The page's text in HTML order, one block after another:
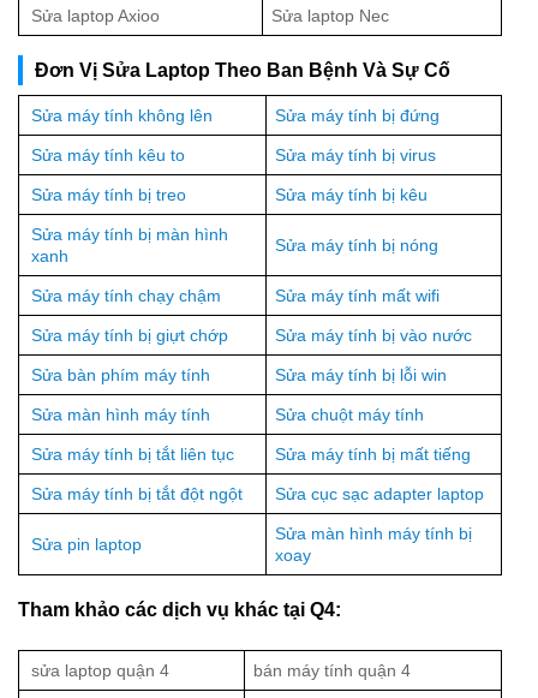
Sửa laptop Axioo Sửa laptop Nec
Đơn Vị Sửa Laptop Theo Ban Bệnh Và Sự Cố
Sửa máy tính không lên Sửa máy tính bị đứng
Sửa máy tính kêu to Sửa máy tính bị virus
Sửa máy tính bị treo Sửa máy tính bị kêu
Sửa máy tính bị màn hình
xanh
Sửa máy tính bị nóng
Sửa máy tính chạy chậm Sửa máy tính mất wifi
Sửa máy tính bị giựt chớp Sửa máy tính bị vào nước
Sửa bàn phím máy tính Sửa máy tính bị lỗi win
Sửa màn hình máy tính Sửa chuột máy tính
Sửa máy tính bị tắt liên tục Sửa máy tính bị mất tiếng
Sửa máy tính bị tắt đột ngột Sửa cục sạc adapter laptop
Sửa pin laptop
Sửa màn hình máy tính bị
xoay
Tham khảo các dịch vụ khác tại Q4:
sửa laptop quận 4 bán máy tính quận 4